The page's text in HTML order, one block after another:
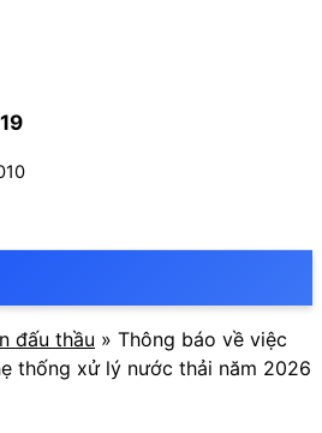
đấu thầu » Thông báo về việc
thống xử lý nước thải năm 2026